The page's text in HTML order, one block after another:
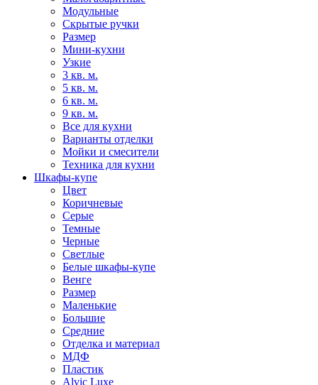
Модульные
Скрытые ручки
Размер
Мини-кухни
Узкие
3 кв. м.
5 кв. м.
6 кв. м.
9 кв. м.
Все для кухни
Варианты отделки
Мойки и смесители
Техника для кухни
Шкафы-купе
Цвет
Коричневые
Серые
Темные
Черные
Светлые
Белые шкафы-купе
Венге
Размер
Маленькие
Большие
Средние
Отделка и материал
МДФ
Пластик
Alvic Luxe